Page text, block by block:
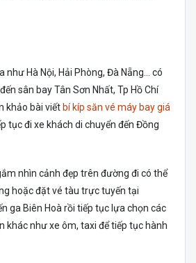
như Hà Nội, Hải Phòng, Đà Nẵng… có
sân bay Tân Sơn Nhất, Tp Hồ Chí
khảo bài viết bí kíp săn vé máy bay giá
tục đi xe khách di chuyển đến Đồng
nhìn cảnh đẹp trên đường đi có thể
hoặc đặt vé tàu trực tuyến tại
ga Biên Hoà rồi tiếp tục lựa chọn các
khác như xe ôm, taxi để tiếp tục hành